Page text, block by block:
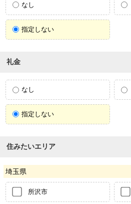
なし
指定しない
礼金
なし
指定しない
住みたいエリア
埼玉県
所沢市